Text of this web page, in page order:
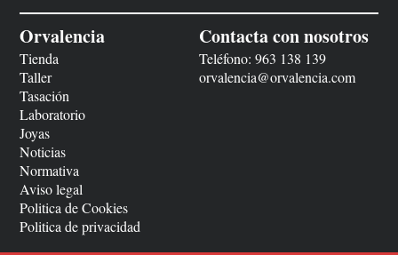
Orvalencia
Tienda
Taller
Tasación
Laboratorio
Joyas
Noticias
Normativa
Aviso legal
Politica de Cookies
Politica de privacidad
Contacta con nosotros
Teléfono: 963 138 139
orvalencia@orvalencia.com